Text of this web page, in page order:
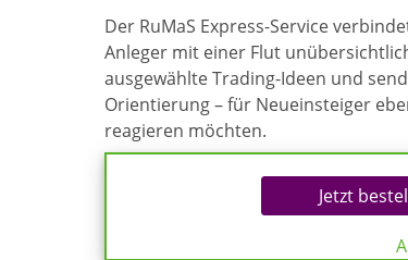
Der RuMaS Express-Service
Anleger mit einer Flut
ausgewählte Trading-Ideen und
Orientierung – für Neueinsteiger
reagieren möchten.
Jetzt